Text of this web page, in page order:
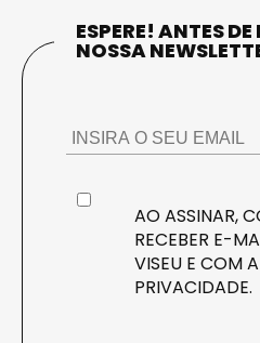
ESPERE! ANTES
NOSSA
AO ASSINAR,
RECEBER E-
VISEU E COM A
PRIVACIDADE.